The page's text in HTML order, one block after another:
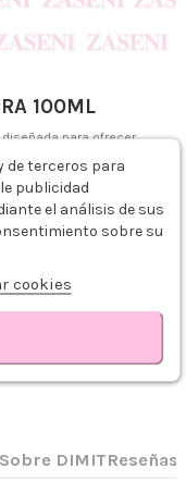
100ML
para ofrecer
ayudando a distribuir
de terceros para
publicidad
el análisis de sus
sobre su
cookies